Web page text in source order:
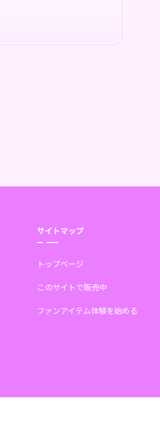
サイトマップ
トップページ
このサイトで販売中
ファンアイテム体験を始める